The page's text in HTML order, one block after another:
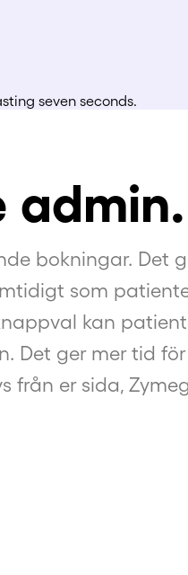
admin.
bokningar. Det
som
kan
Det ger mer tid
er sida,